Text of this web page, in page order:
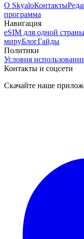
О SkyaloКонтакты
программа
Навигация
eSIM для одной страны
мируБлогГайды
Политики
Условия
Контакты и соцсети
Скачайте наше